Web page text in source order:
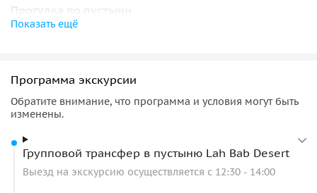
Прогулка по пустыни
территории или в открытой пустыне, в зависимости от
выбранной категории билетов.Не ограничивайте себя в
Поездка на квадроцикле подойдет как для опытных, так и
для новичков. Если вы ни разу не управляли
Показать ещё
Программа экскурсии
Обратите внимание, что программа и условия могут быть
изменены.
Групповой трансфер в пустыню Lah Bab Desert
Выезд на экскурсию осуществляется с 12:30 - 14:00